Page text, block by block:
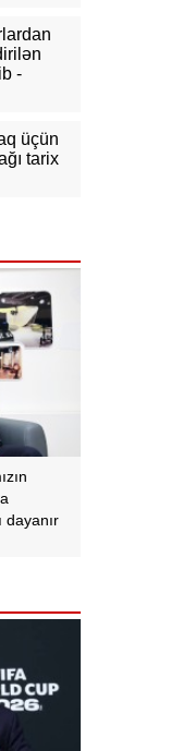
-
üçün
tarix
dayanır